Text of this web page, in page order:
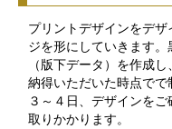
プリントデザインをデ
ジを形にしていきます
（版下データ）を作成
納得いただいた時点で
３～４日、デザインを
取りかかります。